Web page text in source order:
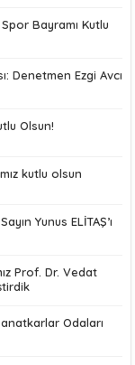
Bayramı Kutlu
Denetmen Ezgi Avcı
Olsun!
kutlu olsun
Yunus ELİTAŞ’ı
Prof. Dr. Vedat
Odaları